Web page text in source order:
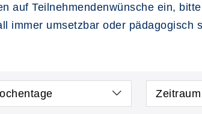
auf Teilnehmendenwünsche ein,
immer umsetzbar oder pädagogisch
Zeitraum